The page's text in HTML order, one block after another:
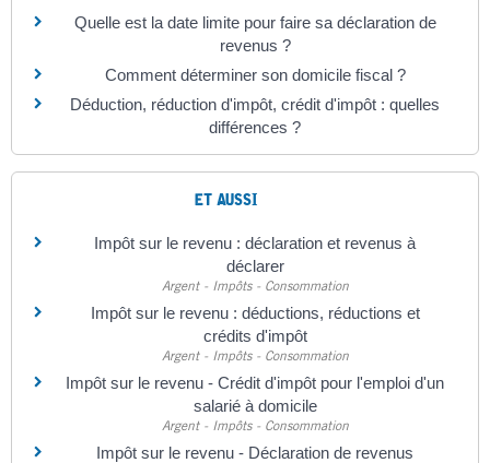
Quelle est la date limite pour faire sa déclaration de
revenus ?
Comment déterminer son domicile fiscal ?
Déduction, réduction d'impôt, crédit d'impôt : quelles
différences ?
ET AUSSI
Impôt sur le revenu : déclaration et revenus à
déclarer
Argent - Impôts - Consommation
Impôt sur le revenu : déductions, réductions et
crédits d'impôt
Argent - Impôts - Consommation
Impôt sur le revenu - Crédit d'impôt pour l'emploi d'un
salarié à domicile
Argent - Impôts - Consommation
Impôt sur le revenu - Déclaration de revenus